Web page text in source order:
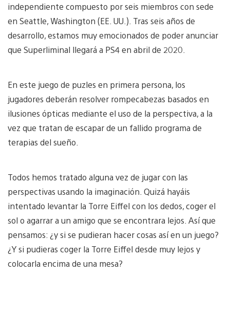
independiente compuesto por seis miembros con sede
en Seattle, Washington (EE. UU.). Tras seis años de
desarrollo, estamos muy emocionados de poder anunciar
que Superliminal llegará a PS4 en abril de 2020.
En este juego de puzles en primera persona, los
jugadores deberán resolver rompecabezas basados en
ilusiones ópticas mediante el uso de la perspectiva, a la
vez que tratan de escapar de un fallido programa de
terapias del sueño.
Todos hemos tratado alguna vez de jugar con las
perspectivas usando la imaginación. Quizá hayáis
intentado levantar la Torre Eiffel con los dedos, coger el
sol o agarrar a un amigo que se encontrara lejos. Así que
pensamos: ¿y si se pudieran hacer cosas así en un juego?
¿Y si pudieras coger la Torre Eiffel desde muy lejos y
colocarla encima de una mesa?